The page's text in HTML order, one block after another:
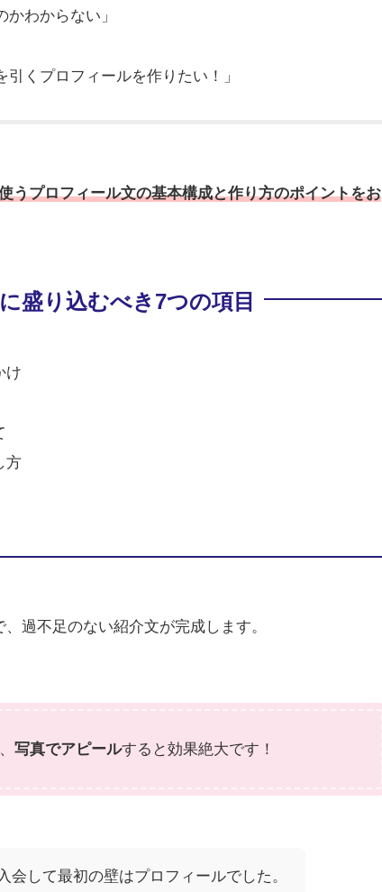
かわからない」
引くプロフィールを作りたい！」
うプロフィール文の基本構成と作り方のポイントをお
盛り込むべき7つの項目
け
方
過不足のない紹介文が完成します。
写真でアピールすると効果絶大です！
会して最初の壁はプロフィールでした。